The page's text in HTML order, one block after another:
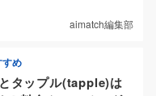
aimatch編集部
め
タップル(tapple)は